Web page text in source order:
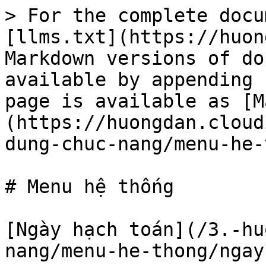
> For the complete
[llms.txt](https://
Markdown versions of
available by
page is available as
(https://
dung-chuc-nang/menu-
# Menu hệ thống
[Ngày hạch toán](/3.-
nang/menu-he-thong/